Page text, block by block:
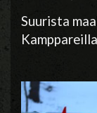
Suurista